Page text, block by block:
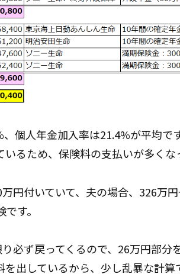
個人年金加入率は21.4%が平均で
るため、保険料の支払いが多くな
円付いていて、夫の場合、326万
す。
必ず戻ってくるので、26万円部分
出しているから、少し乱暴な計算